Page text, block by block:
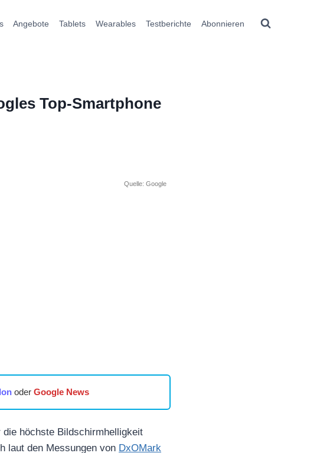
Angebote Tablets Wearables Testberichte Abonnieren
Top-Smartphone
Quelle: Google
oder Google News
höchste Bildschirmhelligkeit
laut den Messungen von DxOMark